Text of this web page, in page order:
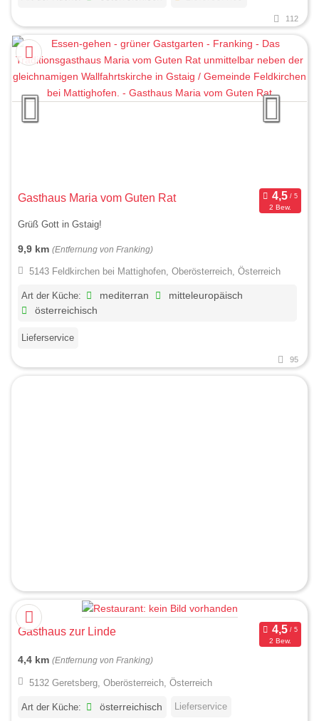
112
Gasthaus Maria vom Guten Rat
2 Bew.
Grüß Gott in Gstaig!
9,9 km (Entfernung von Franking)
5143 Feldkirchen bei Mattighofen, Oberösterreich, Österreich
Art der Küche: mediterran
mitteleuropäisch
österreichisch
Lieferservice
95
Gasthaus zur Linde
2 Bew.
4,4 km (Entfernung von Franking)
5132 Geretsberg, Oberösterreich, Österreich
Art der Küche: österreichisch Lieferservice